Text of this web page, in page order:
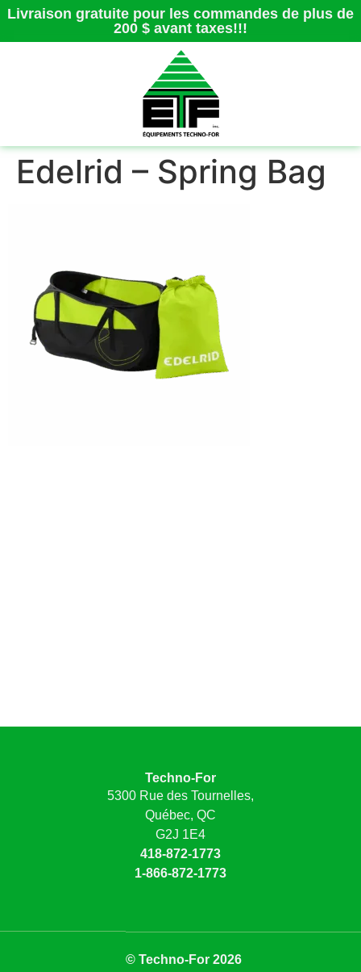
Livraison gratuite pour les commandes de plus de
200 $ avant taxes!!!
Edelrid – Spring Bag
Techno-For
5300 Rue des Tournelles,
Québec, QC
G2J 1E4
418-872-1773
1-866-872-1773
© Techno-For 2026